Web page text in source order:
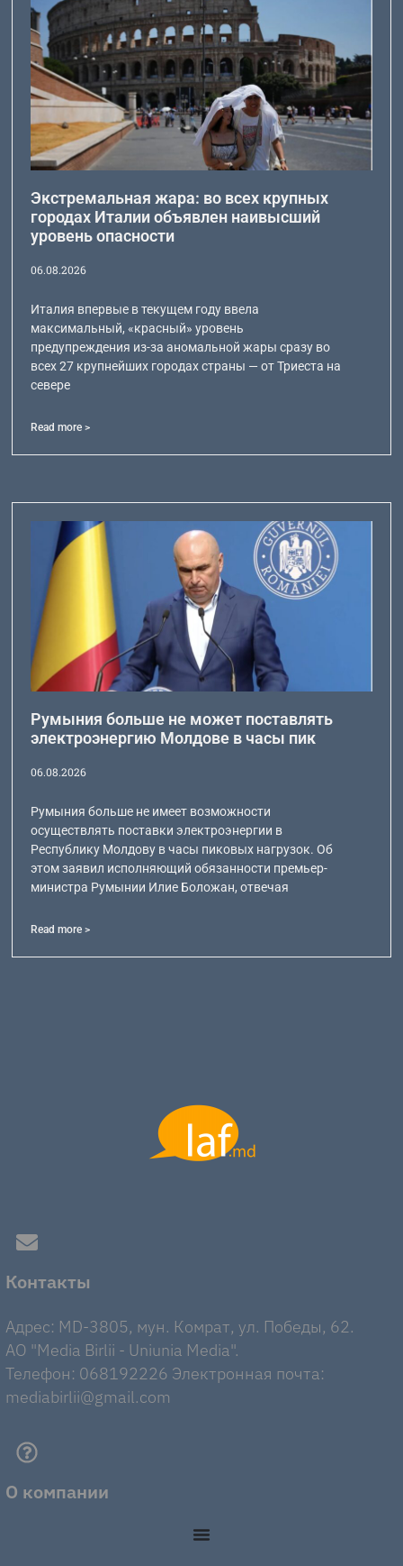
Экстремальная жара: во всех крупных
городах Италии объявлен наивысший
уровень опасности
06.08.2026
Италия впервые в текущем году ввела
максимальный, «красный» уровень
предупреждения из-за аномальной жары сразу во
всех 27 крупнейших городах страны — от Триеста на
севере
Read more >
Румыния больше не может поставлять
электроэнергию Молдове в часы пик
06.08.2026
Румыния больше не имеет возможности
осуществлять поставки электроэнергии в
Республику Молдову в часы пиковых нагрузок. Об
этом заявил исполняющий обязанности премьер-
министра Румынии Илие Боложан, отвечая
Read more >
Контакты
Адрес: MD-3805, мун. Комрат, ул. Победы, 62.
AO "Media Birlii - Uniunia Media".
Телефон: 068192226 Электронная почта:
mediabirlii@gmail.com
О компании